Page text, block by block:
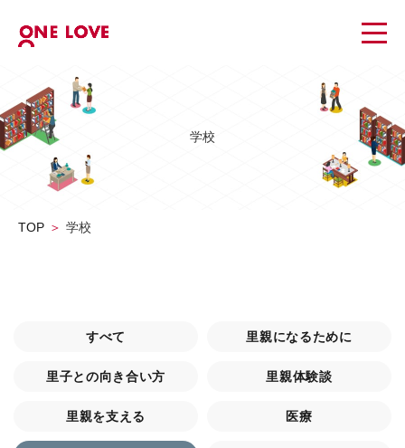
学校
TOP 学校
すべて 里親になるために
里子との向き合い方 里親体験談
里親を支える 医療